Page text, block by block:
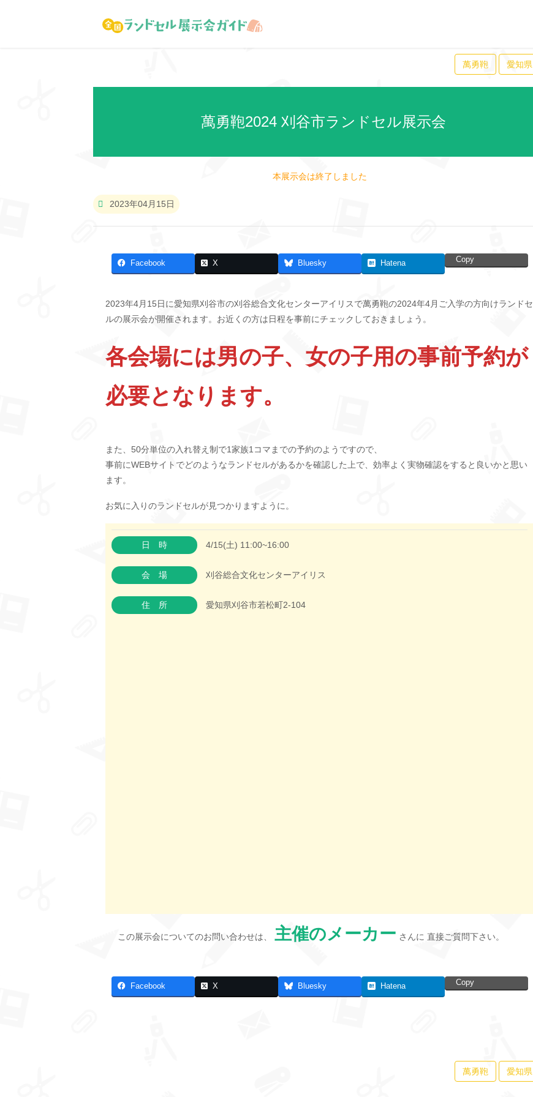
萬勇鞄 愛知県
萬勇鞄2024 刈谷市ランドセル展示会
本展示会は終了しました
2023年04月15日
Facebook X Bluesky Hatena Copy
2023年4月15日に愛知県刈谷市の刈谷総合文化センターアイリスで萬勇鞄の2024年4月ご入学の方向けランドセ
ルの展示会が開催されます。お近くの方は日程を事前にチェックしておきましょう。
各会場には男の子、女の子用の事前予約が
必要となります。
また、50分単位の入れ替え制で1家族1コマまでの予約のようですので、
事前にWEBサイトでどのようなランドセルがあるかを確認した上で、効率よく実物確認をすると良いかと思い
ます。
お気に入りのランドセルが見つかりますように。
日時 4/15(土) 11:00~16:00
会場 刈谷総合文化センターアイリス
住所 愛知県刈谷市若松町2-104
この展示会についてのお問い合わせは、 主催のメーカー さんに 直接ご質問下さい。
Facebook X Bluesky Hatena Copy
萬勇鞄 愛知県